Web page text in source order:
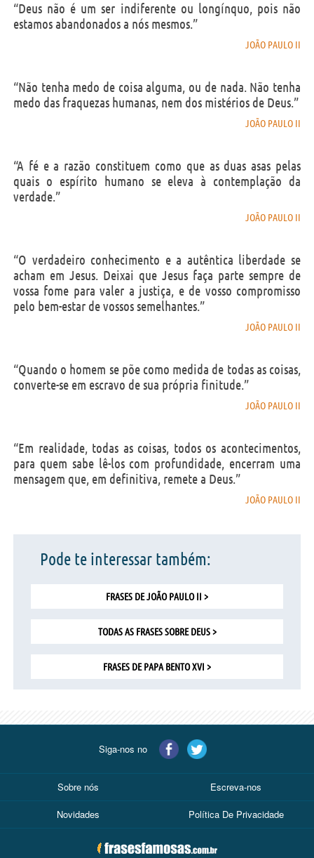
“Deus não é um ser indiferente ou longínquo, pois não
estamos abandonados a nós mesmos.”
JOÃO PAULO II
“Não tenha medo de coisa alguma, ou de nada. Não tenha
medo das fraquezas humanas, nem dos mistérios de Deus.”
JOÃO PAULO II
“A fé e a razão constituem como que as duas asas pelas
quais o espírito humano se eleva à contemplação da
verdade.”
JOÃO PAULO II
“O verdadeiro conhecimento e a autêntica liberdade se
acham em Jesus. Deixai que Jesus faça parte sempre de
vossa fome para valer a justiça, e de vosso compromisso
pelo bem-estar de vossos semelhantes.”
JOÃO PAULO II
“Quando o homem se põe como medida de todas as coisas,
converte-se em escravo de sua própria finitude.”
JOÃO PAULO II
“Em realidade, todas as coisas, todos os acontecimentos,
para quem sabe lê-los com profundidade, encerram uma
mensagem que, em definitiva, remete a Deus.”
JOÃO PAULO II
Pode te interessar também:
FRASES DE JOÃO PAULO II >
TODAS AS FRASES SOBRE DEUS >
FRASES DE PAPA BENTO XVI >
Siga-nos no
Sobre nós Escreva-nos
Novidades Política De Privacidade